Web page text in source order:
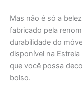
Mas não é só a
fabricado pela
durabilidade do
disponível na
que você possa
bolso.